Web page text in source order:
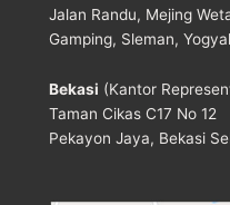
Jalan Randu, Mejing
Gamping, Sleman,
Bekasi (Kantor
Taman Cikas C17 No 12
Pekayon Jaya, Bekasi